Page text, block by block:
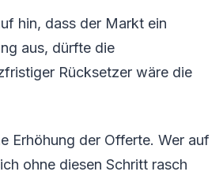
hin, dass der Markt ein
aus, dürfte die
Rücksetzer wäre die
Erhöhung der Offerte. Wer auf
ohne diesen Schritt rasch